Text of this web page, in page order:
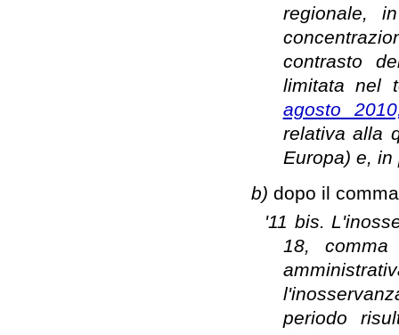
regionale,
contrasto
limitata nel
agosto
relativa alla
Europa) e,
b) dopo il
'11 bis.
18,
periodo